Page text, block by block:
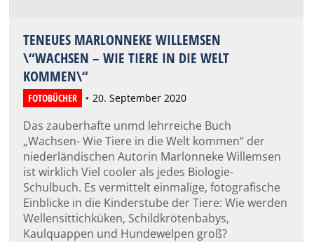
TENEUES MARLONNEKE WILLEMSEN
\“WACHSEN – WIE TIERE IN DIE WELT
KOMMEN\“
FOTOBÜCHER 20. September 2020
Das zauberhafte unmd lehrreiche Buch
„Wachsen- Wie Tiere in die Welt kommen“ der
niederländischen Autorin Marlonneke Willemsen
ist wirklich Viel cooler als jedes Biologie-
Schulbuch. Es vermittelt einmalige, fotografische
Einblicke in die Kinderstube der Tiere: Wie werden
Wellensittichküken, Schildkrötenbabys,
Kaulquappen und Hundewelpen groß?